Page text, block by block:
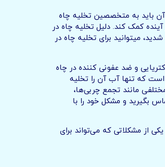
باید به متخصصین تخلیه چاه
کمک کند. دلیل تخلیه چاه در
میتوانید برای تخلیه چاه در
و ضد عفونی کننده در چاه
که تنها آب آن را تخلیه
مانند تجمع چربی‌ها،
بگیرید و مشکل خود را با
از مشکلاتی که می‌تواند برای